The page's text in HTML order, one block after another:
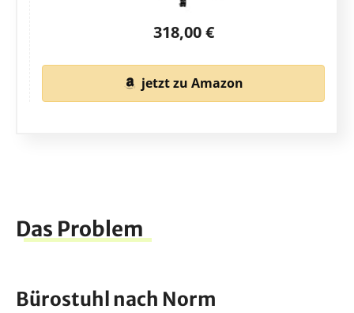
318,00 €
jetzt zu Amazon
Das Problem
Bürostuhl nach Norm